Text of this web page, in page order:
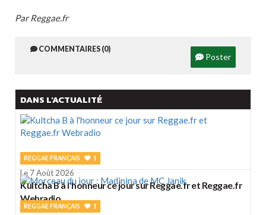
Par Reggae.fr
COMMENTAIRES (0)
Poster
DANS L'ACTUALITÉ
REGGAE FRANÇAIS 1
Le 7 Août 2026
Kultcha B à l'honneur ce jour sur Reggae.fr et Reggae.fr
Webradio
REGGAE FRANÇAIS 1